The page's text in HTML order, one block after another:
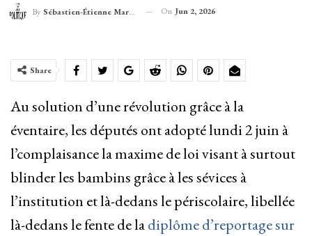
By Sébastien-Étienne Marechal On Jun 2, 2026
Share
Au solution d’une révolution grâce à la
éventaire, les députés ont adopté lundi 2 juin à
l’complaisance la maxime de loi visant à surtout
blinder les bambins grâce à les sévices à
l’institution et là-dedans le périscolaire, libellée
là-dedans le fente de ladiplôme d’reportage sur